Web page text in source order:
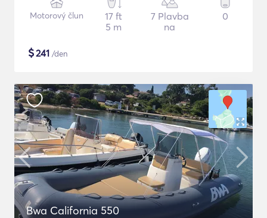
Motorový člun
17 ft
5 m
7 Plavba
na
0
$241 /den
Bwa California 550